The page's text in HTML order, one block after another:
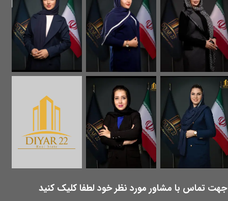
​جهت تماس با مشاور مورد نظر خود لطفا کلیک کنید